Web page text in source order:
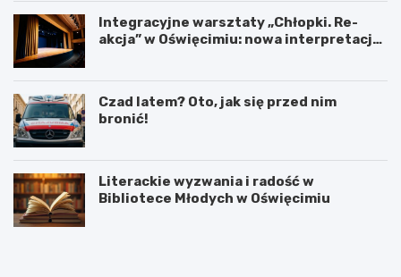
Integracyjne warsztaty „Chłopki. Re-
akcja” w Oświęcimiu: nowa interpretacja
Czad latem? Oto, jak się przed nim
bronić!
Literackie wyzwania i radość w
Bibliotece Młodych w Oświęcimiu
U
6